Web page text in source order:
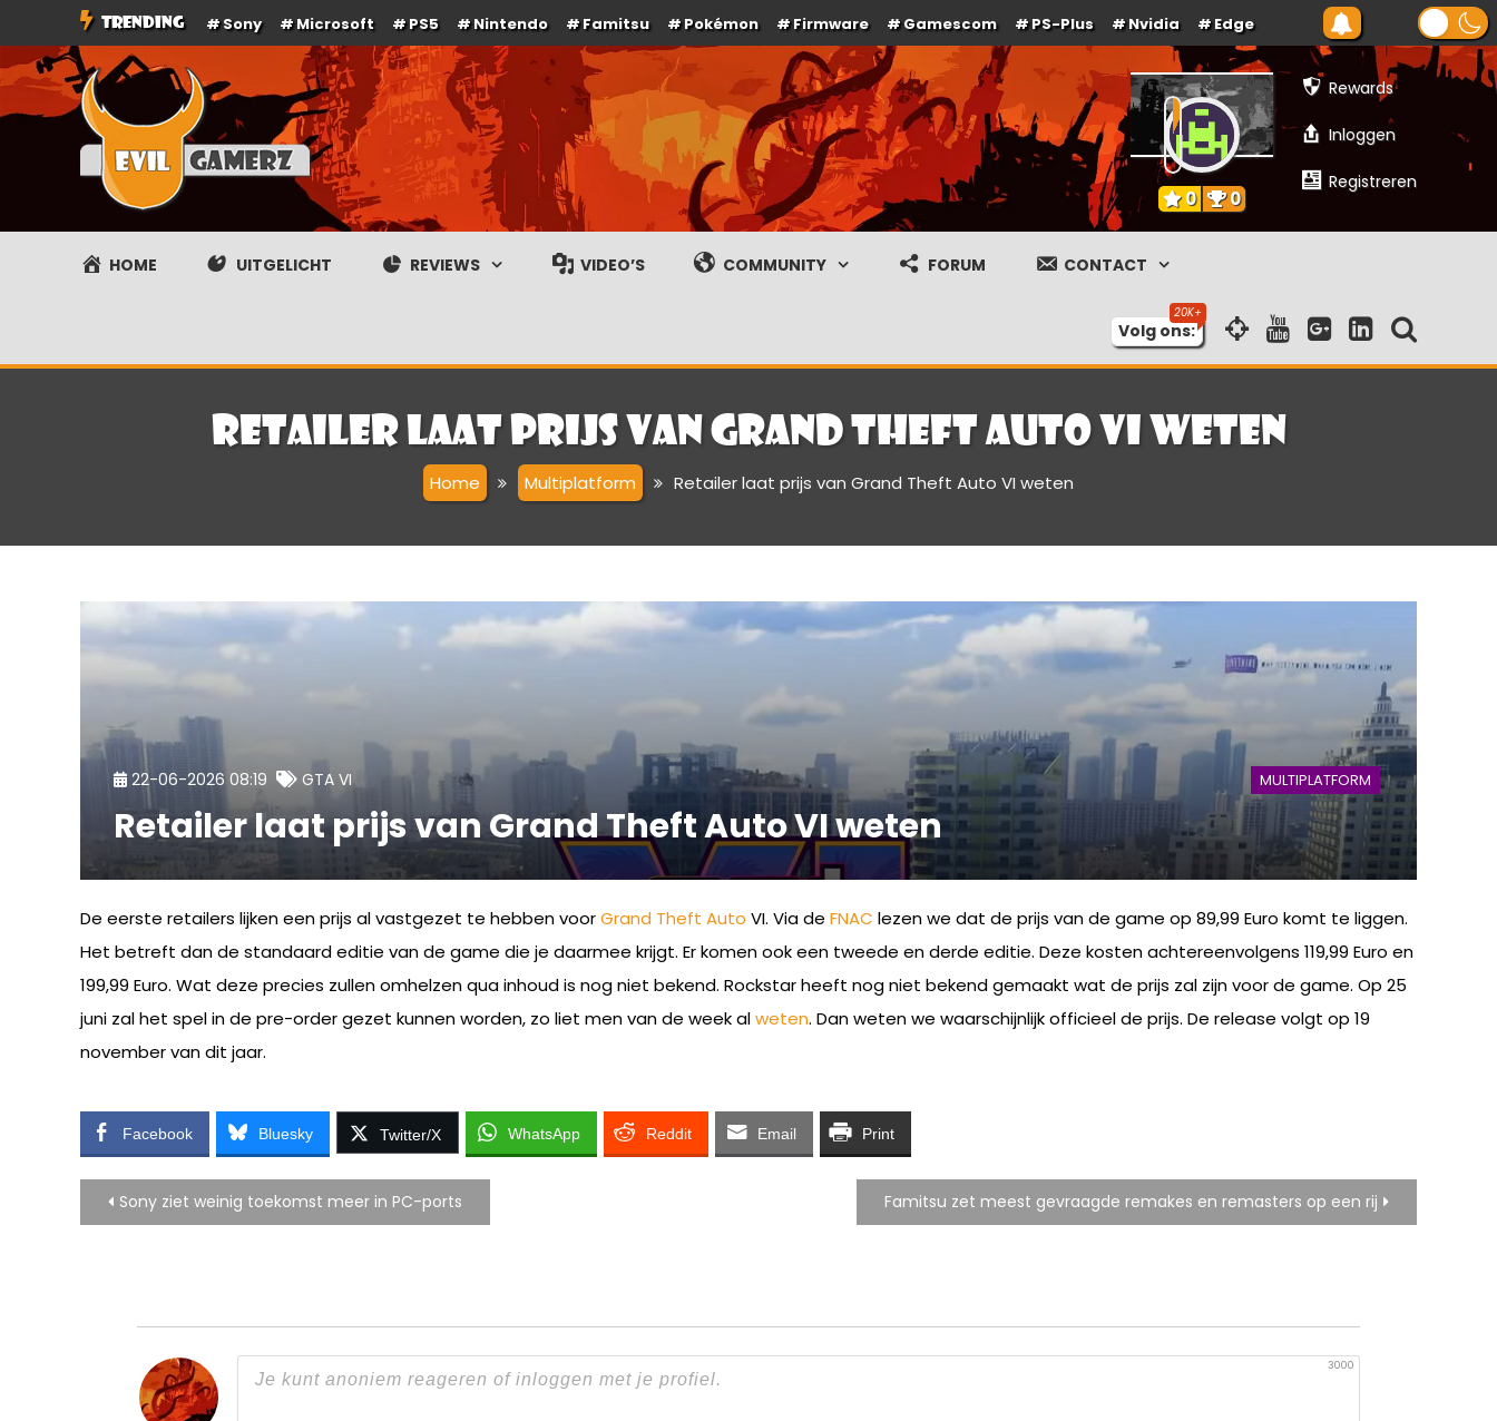
naar
de
TRENDING Sony Microsoft PS5 Nintendo Famitsu Pokémon Firmware Gamescom PS-Plus Nvidia Edge
Evilgamerz
Het meest interessante game nieuws, reviews, coverage en gameplay streams
Rewards
Inloggen
Registreren
0 0
HOME UITGELICHT REVIEWS VIDEO’S COMMUNITY FORUM CONTACT
Volg ons:
Retailer laat prijs van Grand Theft Auto VI weten
Home Multiplatform Retailer laat prijs van Grand Theft Auto VI weten
MULTIPLATFORM
22-06-2026 08:19 GTA VI
Retailer laat prijs van Grand Theft Auto VI weten
De eerste retailers lijken een prijs al vastgezet te hebben voorGrand Theft Auto VI. Via de FNAC lezen we dat de prijs van de game op 89,99 Euro komt te liggen.
Het betreft dan de standaard editie van de game die je daarmee krijgt. Er komen ook een tweede en derde editie. Deze kosten achtereenvolgens 119,99 Euro en
199,99 Euro. Wat deze precies zullen omhelzen qua inhoud is nog niet bekend. Rockstar heeft nog niet bekend gemaakt wat de prijs zal zijn voor de game. Op 25
juni zal het spel in de pre-order gezet kunnen worden, zo liet men van de week alweten. Dan weten we waarschijnlijk officieel de prijs. De release volgt op 19
november van dit jaar.
Facebook Bluesky Twitter/X WhatsApp Reddit Email Print
Bericht
Sony ziet weinig toekomst meer in PC-ports Famitsu zet meest gevraagde remakes en remasters op een rij
3000